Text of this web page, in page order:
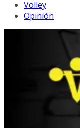
Volley
Opinión